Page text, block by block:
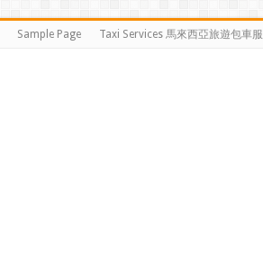
Sample Page Taxi Services 馬來西亞旅遊包車